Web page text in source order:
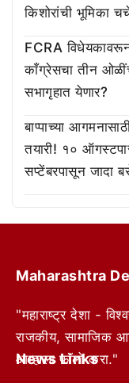
किशोरांची भूमिका
FCRA
काँग्रेसचा तीन
सभागृहात येणार?
बाप्पाच्या
तयारी! १०
सप्टेंबरपासून जादा
Maharashtra
"महाराष्ट्र देशा -
राजकीय, सामाजिक
आम्हाला फॉलो करा."
News Links